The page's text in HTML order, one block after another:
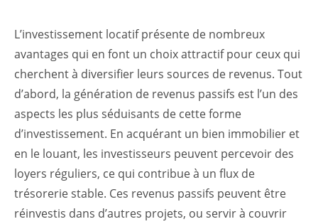
L’investissement locatif présente de nombreux
avantages qui en font un choix attractif pour ceux qui
cherchent à diversifier leurs sources de revenus. Tout
d’abord, la génération de revenus passifs est l’un des
aspects les plus séduisants de cette forme
d’investissement. En acquérant un bien immobilier et
en le louant, les investisseurs peuvent percevoir des
loyers réguliers, ce qui contribue à un flux de
trésorerie stable. Ces revenus passifs peuvent être
réinvestis dans d’autres projets, ou servir à couvrir